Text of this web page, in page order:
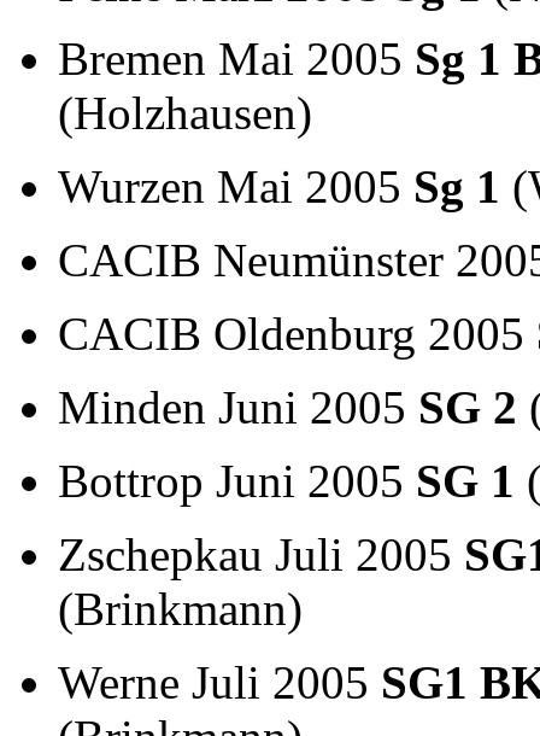
Bremen Mai 2005 Sg 1
(Holzhausen)
Wurzen Mai 2005 Sg 1
CACIB Neumünster
CACIB Oldenburg 2005
Minden Juni 2005 SG 2
Bottrop Juni 2005 SG 1
Zschepkau Juli 2005
(Brinkmann)
Werne Juli 2005 SG1